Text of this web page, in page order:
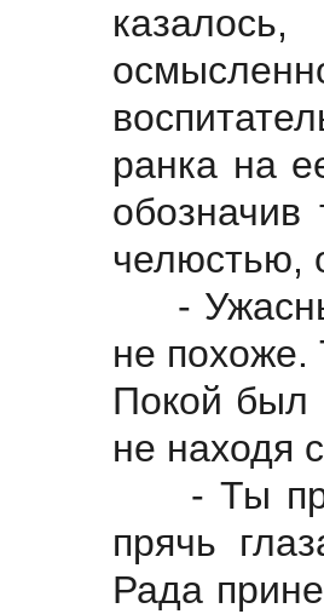
ранка на
челюстью,
-
не похоже.
Покой был
не находя
- Ты
прячь
Рада